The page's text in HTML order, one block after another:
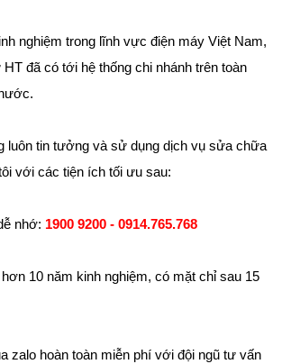
nghiệm trong lĩnh vực điện máy Việt Nam,
đã có tới hệ thống chi nhánh trên toàn
luôn tin tưởng và sử dụng dịch vụ sửa chữa
với các tiện ích tối ưu sau:
nhớ: 1900 9200 - 0914.765.768
10 năm kinh nghiệm, có mặt chỉ sau 15
zalo hoàn toàn miễn phí với đội ngũ tư vấn